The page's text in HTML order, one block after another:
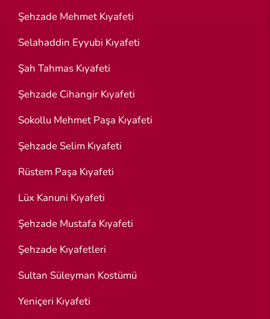
Şehzade Mehmet Kıyafeti
Selahaddin Eyyubi Kıyafeti
Şah Tahmas Kıyafeti
Şehzade Cihangir Kıyafeti
Sokollu Mehmet Paşa Kıyafeti
Şehzade Selim Kıyafeti
Rüstem Paşa Kıyafeti
Lüx Kanuni Kıyafeti
Şehzade Mustafa Kıyafeti
Şehzade Kıyafetleri
Sultan Süleyman Kostümü
Yeniçeri Kıyafeti